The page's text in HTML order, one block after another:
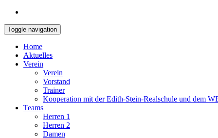
Toggle navigation
Home
Aktuelles
Verein
Verein
Vorstand
Trainer
Kooperation mit der Edith-Stein-Realschule und dem
Teams
Herren 1
Herren 2
Damen